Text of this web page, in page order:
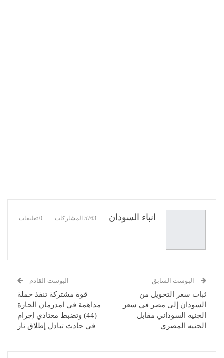
انباء السودان 5763 المشاركات 0 تعليقات
البوست السابق
ثبات سعر التحويل من
السودان إلى مصر في سعر
الجنيه السوداني مقابل
الجنيه المصري
البوست القادم
قوة مشتركة تنفذ حملة
مداهمة في امدرمان الحارة
(44) وتضبط معتادي إجرام
في حادث تبادل إطلاق نار